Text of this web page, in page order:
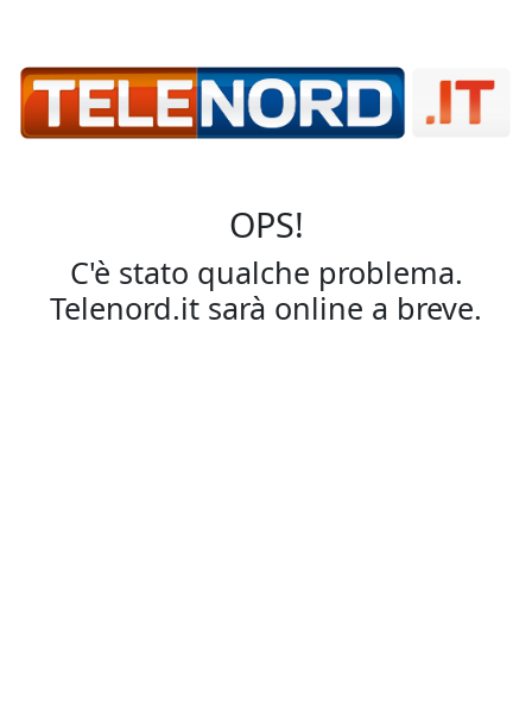
OPS!
C'è stato qualche problema.
Telenord.it sarà online a breve.